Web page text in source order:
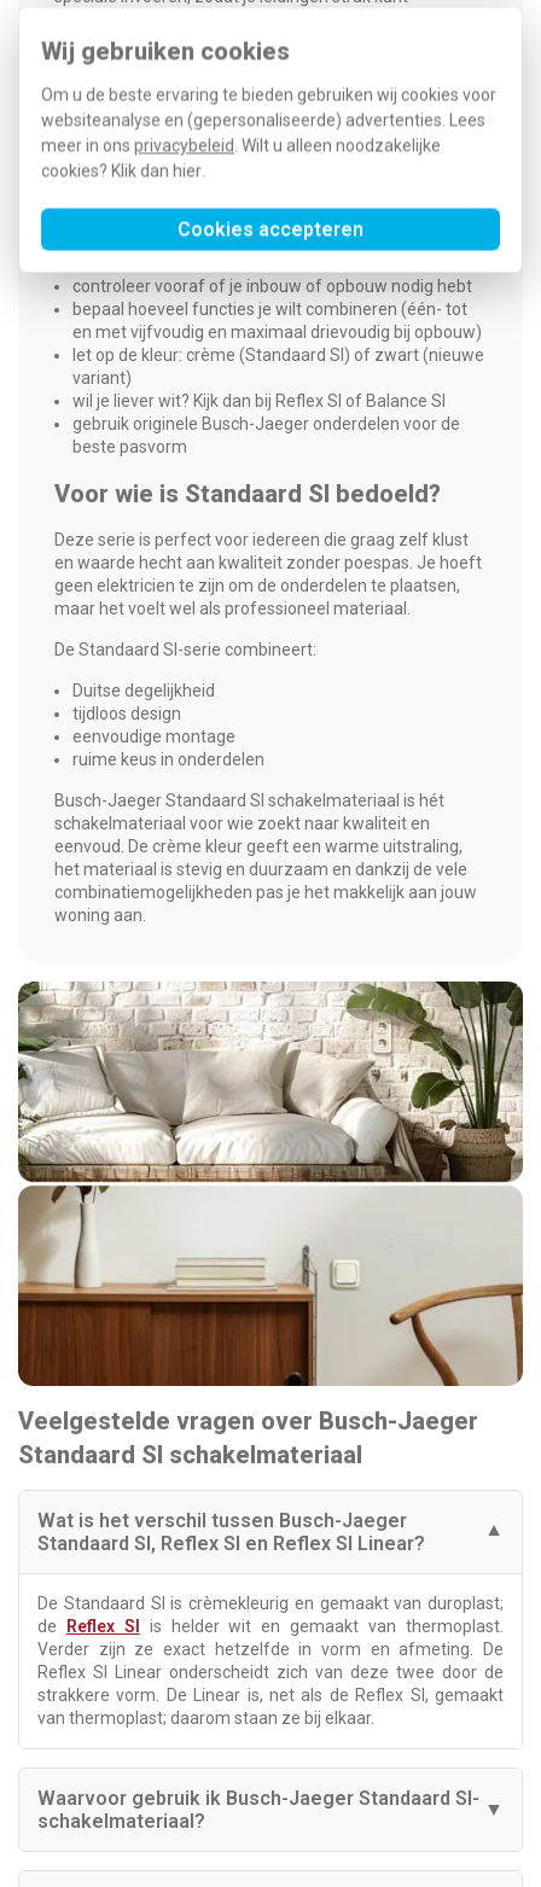
Wij gebruiken cookies
Om u de beste ervaring te bieden gebruiken wij cookies voor
websiteanalyse en (gepersonaliseerde) advertenties. Lees
meer in ons privacybeleid. Wilt u alleen noodzakelijke
cookies? Klik dan hier.
Cookies accepteren
Zo monteer je alles eenvoudig zelf:
Kies het juiste binnenwerk (schakelaar,
wandcontactdoos, dimmer)
Bevestig dit in de inbouwdoos of opbouwbak
Plaats de juiste centraalplaat en het afdekraam
Handige tips bij je keuze
controleer vooraf of je inbouw of opbouw nodig hebt
bepaal hoeveel functies je wilt combineren (één- tot
en met vijfvoudig en maximaal drievoudig bij opbouw)
let op de kleur: crème (Standaard SI) of zwart (nieuwe
variant)
wil je liever wit? Kijk dan bij Reflex SI of Balance SI
gebruik originele Busch-Jaeger onderdelen voor de
beste pasvorm
Voor wie is Standaard SI bedoeld?
Deze serie is perfect voor iedereen die graag zelf klust
en waarde hecht aan kwaliteit zonder poespas. Je hoeft
geen elektricien te zijn om de onderdelen te plaatsen,
maar het voelt wel als professioneel materiaal.
De Standaard SI-serie combineert:
Duitse degelijkheid
tijdloos design
eenvoudige montage
ruime keus in onderdelen
Busch-Jaeger Standaard SI schakelmateriaal is hét
schakelmateriaal voor wie zoekt naar kwaliteit en
eenvoud. De crème kleur geeft een warme uitstraling,
het materiaal is stevig en duurzaam en dankzij de vele
combinatiemogelijkheden pas je het makkelijk aan jouw
woning aan.
Veelgestelde vragen over Busch-Jaeger
Standaard SI schakelmateriaal
Wat is het verschil tussen Busch-Jaeger
Standaard SI, Reflex SI en Reflex SI Linear?
▼
De Standaard SI is crèmekleurig en gemaakt van duroplast;
de
Reflex SI
is helder wit en gemaakt van thermoplast.
Verder zijn ze exact hetzelfde in vorm en afmeting. De
Reflex SI Linear onderscheidt zich van deze twee door de
strakkere vorm. De Linear is, net als de Reflex SI, gemaakt
van thermoplast; daarom staan ze bij elkaar.
Waarvoor gebruik ik Busch-Jaeger Standaard SI-
schakelmateriaal?
▼